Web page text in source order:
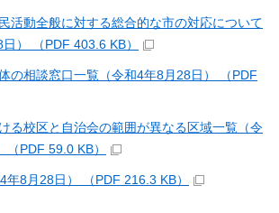
活動全般に対する総合的な市の対応について
日） （PDF 403.6 KB）
の相談窓口一覧（令和4年8月28日） （PDF
る校区と自治会の範囲が異なる区域一覧（令
PDF 59.0 KB）
年8月28日） （PDF 216.3 KB）